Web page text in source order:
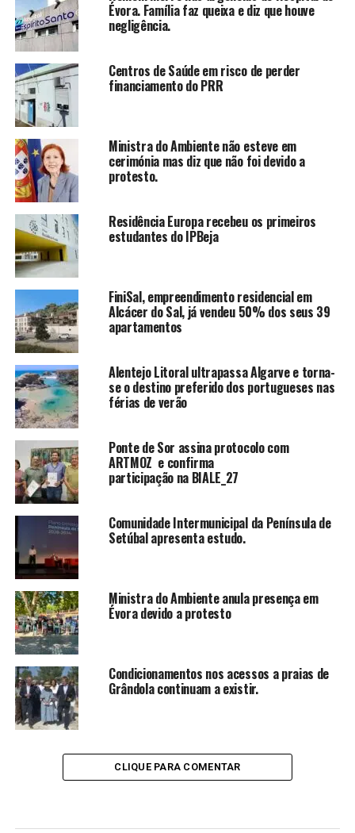
Évora. Família faz queixa e diz que houve
negligência.
Centros de Saúde em risco de perder
financiamento do PRR
Ministra do Ambiente não esteve em
cerimónia mas diz que não foi devido a
protesto.
Residência Europa recebeu os primeiros
estudantes do IPBeja
FiniSal, empreendimento residencial em
Alcácer do Sal, já vendeu 50% dos seus 39
apartamentos
Alentejo Litoral ultrapassa Algarve e torna-
se o destino preferido dos portugueses nas
férias de verão
Ponte de Sor assina protocolo com
ARTMOZ e confirma
participação na BIALE_27
Comunidade Intermunicipal da Península de
Setúbal apresenta estudo.
Ministra do Ambiente anula presença em
Évora devido a protesto
Condicionamentos nos acessos a praias de
Grândola continuam a existir.
CLIQUE PARA COMENTAR